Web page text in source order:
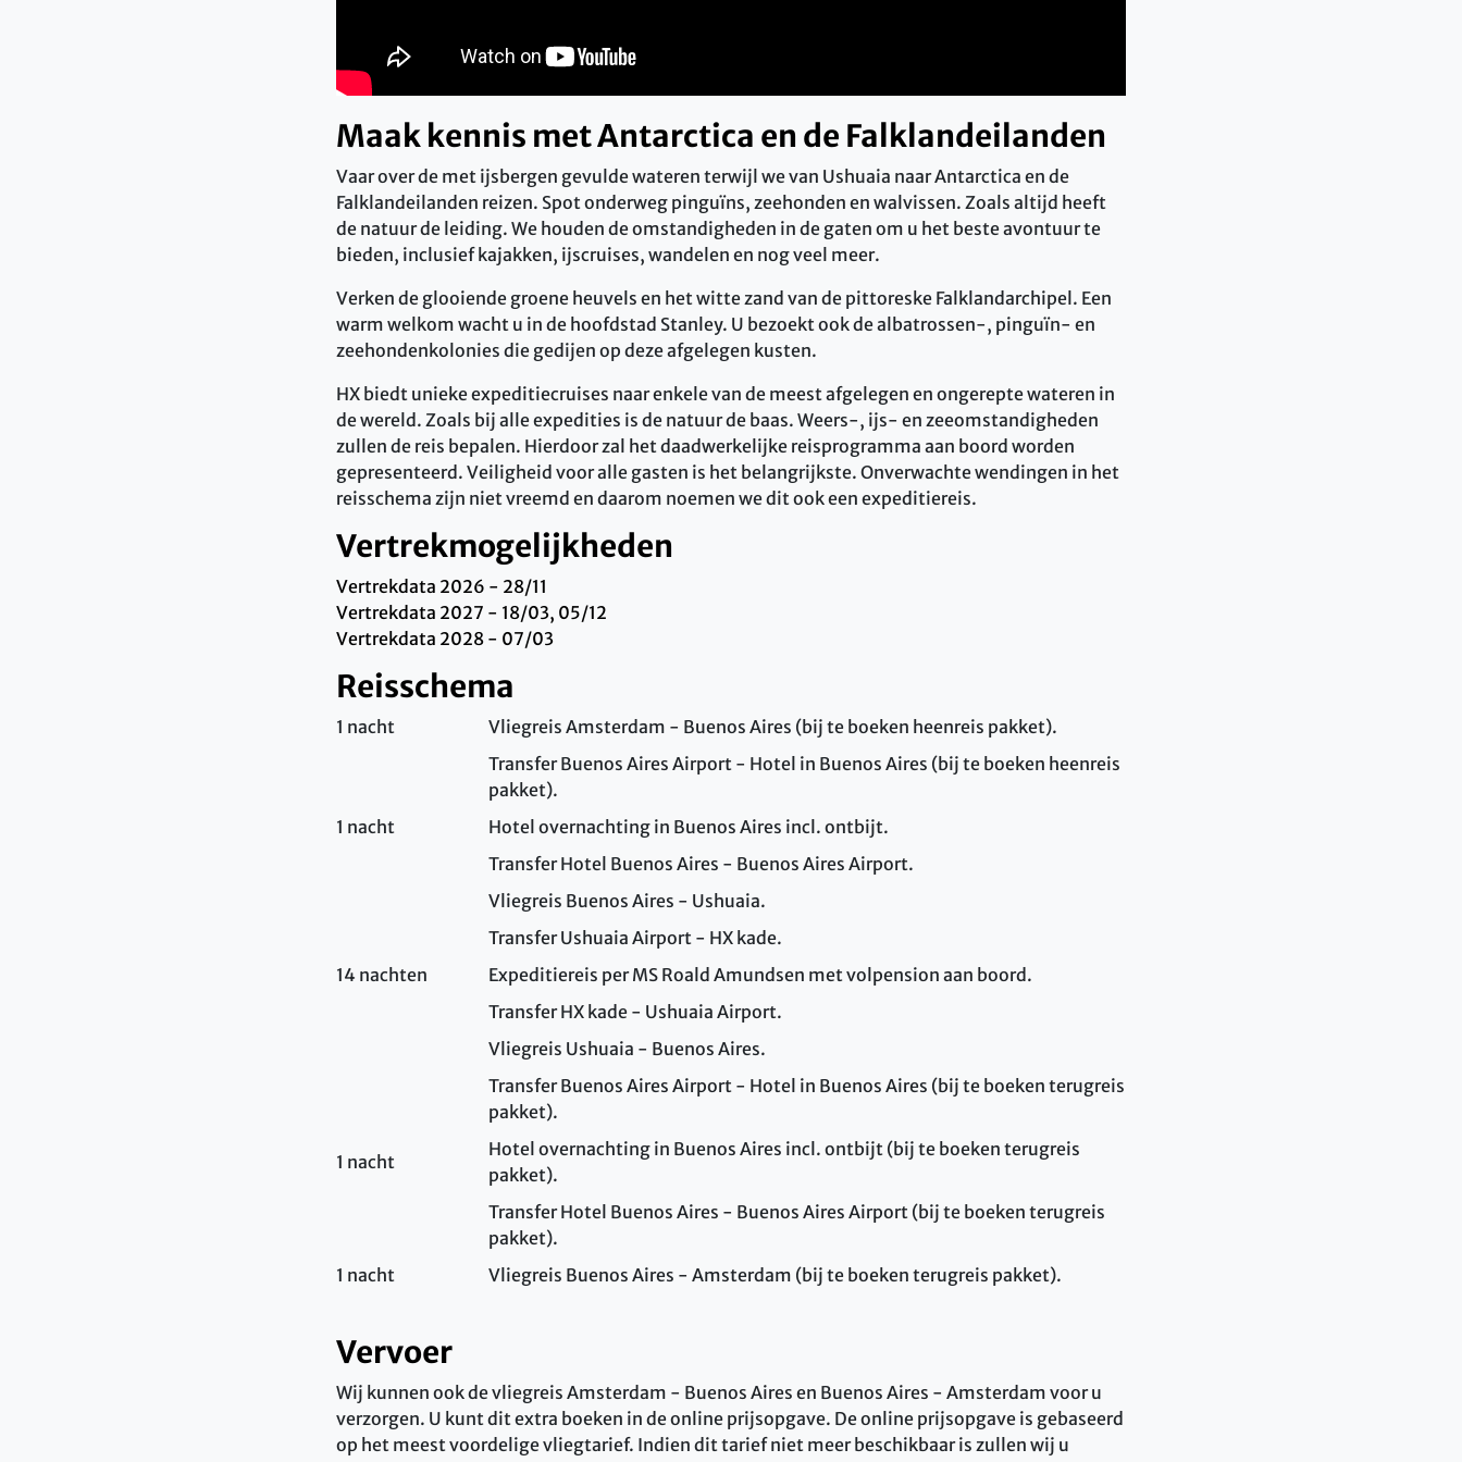
Maak kennis met Antarctica en de Falklandeilanden
Vaar over de met ijsbergen gevulde wateren terwijl we van Ushuaia naar Antarctica en de
Falklandeilanden reizen. Spot onderweg pinguïns, zeehonden en walvissen. Zoals altijd heeft
de natuur de leiding. We houden de omstandigheden in de gaten om u het beste avontuur te
bieden, inclusief kajakken, ijscruises, wandelen en nog veel meer.
Verken de glooiende groene heuvels en het witte zand van de pittoreske Falklandarchipel. Een
warm welkom wacht u in de hoofdstad Stanley. U bezoekt ook de albatrossen-, pinguïn- en
zeehondenkolonies die gedijen op deze afgelegen kusten.
HX biedt unieke expeditiecruises naar enkele van de meest afgelegen en ongerepte wateren in
de wereld. Zoals bij alle expedities is de natuur de baas. Weers-, ijs- en zeeomstandigheden
zullen de reis bepalen. Hierdoor zal het daadwerkelijke reisprogramma aan boord worden
gepresenteerd. Veiligheid voor alle gasten is het belangrijkste. Onverwachte wendingen in het
reisschema zijn niet vreemd en daarom noemen we dit ook een expeditiereis.
Vertrekmogelijkheden
Vertrekdata 2026 - 28/11
Vertrekdata 2027 - 18/03, 05/12
Vertrekdata 2028 - 07/03
Reisschema
1 nacht
Vliegreis Amsterdam - Buenos Aires (bij te boeken heenreis pakket).
Transfer Buenos Aires Airport - Hotel in Buenos Aires (bij te boeken heenreis
pakket).
1 nacht
Hotel overnachting in Buenos Aires incl. ontbijt.
Transfer Hotel Buenos Aires - Buenos Aires Airport.
Vliegreis Buenos Aires - Ushuaia.
Transfer Ushuaia Airport - HX kade.
14 nachten
Expeditiereis per MS Roald Amundsen met volpension aan boord.
Transfer HX kade - Ushuaia Airport.
Vliegreis Ushuaia - Buenos Aires.
Transfer Buenos Aires Airport - Hotel in Buenos Aires (bij te boeken terugreis
pakket).
1 nacht
Hotel overnachting in Buenos Aires incl. ontbijt (bij te boeken terugreis
pakket).
Transfer Hotel Buenos Aires - Buenos Aires Airport (bij te boeken terugreis
pakket).
1 nacht
Vliegreis Buenos Aires - Amsterdam (bij te boeken terugreis pakket).
Vervoer
Wij kunnen ook de vliegreis Amsterdam - Buenos Aires en Buenos Aires - Amsterdam voor u
verzorgen. U kunt dit extra boeken in de online prijsopgave. De online prijsopgave is gebaseerd
op het meest voordelige vliegtarief. Indien dit tarief niet meer beschikbaar is zullen wij u